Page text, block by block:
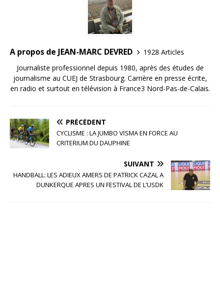
A propos de JEAN-MARC DEVRED
1928 Articles
Journaliste professionnel depuis 1980, après des études de
journalisme au CUEJ de Strasbourg. Carrière en presse écrite,
en radio et surtout en télévision à France3 Nord-Pas-de-Calais.
PRÉCÉDENT
CYCLISME : LA JUMBO VISMA EN FORCE AU
CRITERIUM DU DAUPHINE
SUIVANT
HANDBALL: LES ADIEUX AMERS DE PATRICK CAZAL A
DUNKERQUE APRES UN FESTIVAL DE L’USDK